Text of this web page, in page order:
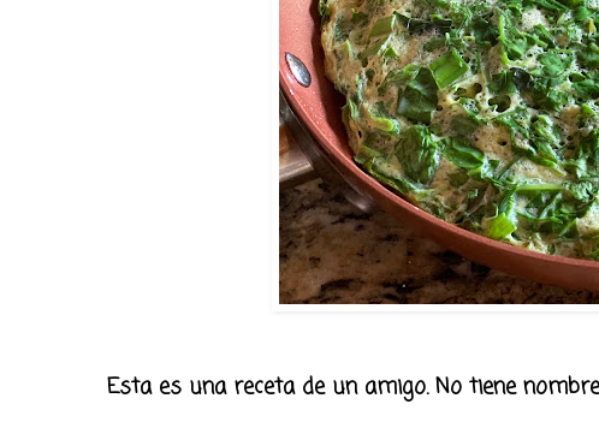
Esta es una receta de un amigo. No tiene